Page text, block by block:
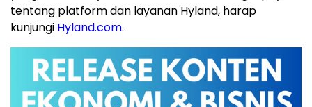
tentang platform dan layanan Hyland, harap
kunjungi Hyland.com.